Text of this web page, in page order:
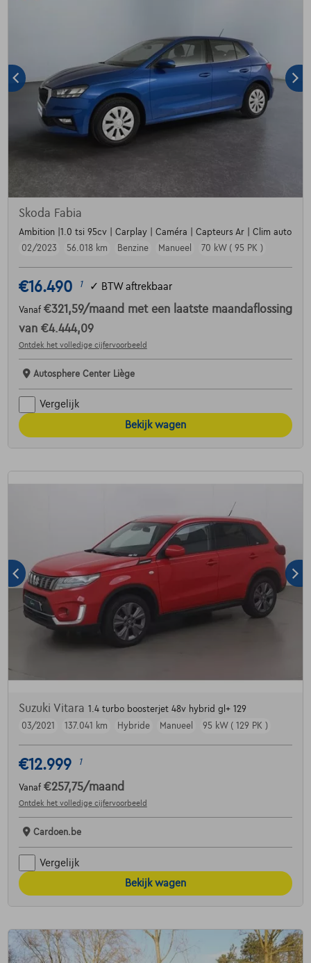
Skoda Fabia
Ambition |1.0 tsi 95cv | Carplay | Caméra | Capteurs Ar | Clim auto
02/2023
56.018 km Benzine Manueel 70 kW ( 95 PK )
€16.490 1 ✓ BTW aftrekbaar
Vanaf €321,59/maand met een laatste maandaflossing
van €4.444,09
Ontdek het volledige cijfervoorbeeld
Autosphere Center Liège
Vergelijk
Bekijk wagen
Suzuki Vitara 1.4 turbo boosterjet 48v hybrid gl+ 129
03/2021
137.041 km Hybride Manueel 95 kW ( 129 PK )
€12.999 1
Vanaf €257,75/maand
Ontdek het volledige cijfervoorbeeld
Cardoen.be
Vergelijk
Bekijk wagen